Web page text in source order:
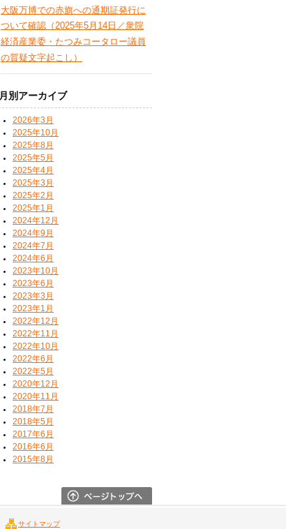
大阪万博での赤旗への通期証発行に
ついて確認（2025年5月14日／衆院
経済産業委・たつみコータロー議員
の質疑文字起こし）
月別アーカイブ
2026年3月
2025年10月
2025年8月
2025年5月
2025年4月
2025年3月
2025年2月
2025年1月
2024年12月
2024年9月
2024年7月
2024年6月
2023年10月
2023年6月
2023年3月
2023年1月
2022年12月
2022年11月
2022年10月
2022年6月
2022年5月
2020年12月
2020年11月
2018年7月
2018年5月
2017年6月
2016年6月
2015年8月
サイトマップ